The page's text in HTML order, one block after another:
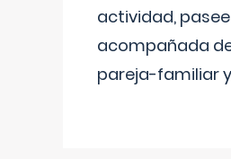
actividad,
acompañada
pareja-familiar